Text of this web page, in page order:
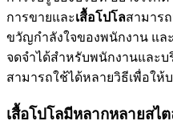
การขายและเสื้อโปโลสามาร
ขวัญกำลังใจของพนักงาน แล
จดจำได้สำหรับพนักงานและ
สามารถใช้ได้หลายวิธีเพื่อให้
เสื้อโปโลมีหลากหลายสไ